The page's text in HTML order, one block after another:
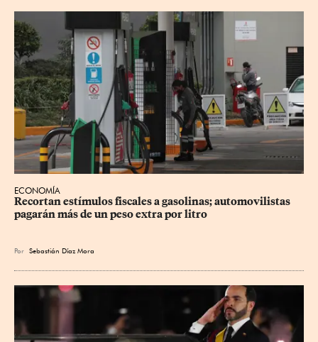
ECONOMÍA
Recortan estímulos fiscales a gasolinas; automovilistas
pagarán más de un peso extra por litro
Por Sebastián Díaz Mora